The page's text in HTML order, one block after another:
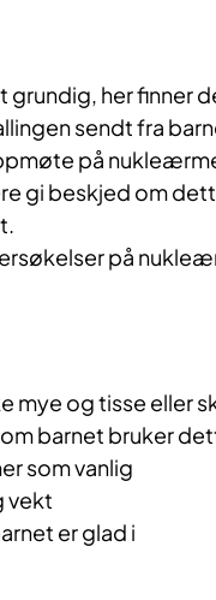
her finner
sendt fra
på
gi beskjed om
på
mye og tisse eller
barnet bruker
som vanlig
vekt
er glad i